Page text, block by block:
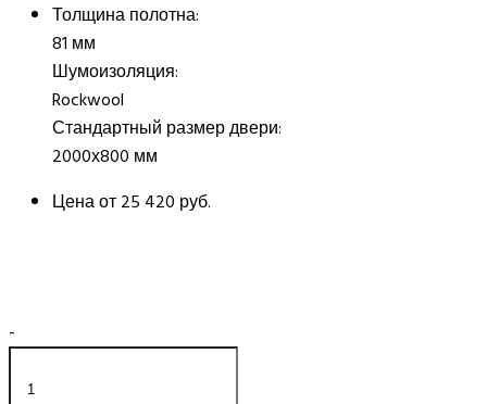
Толщина полотна:
81 мм
Шумоизоляция:
Rockwool
Стандартный размер двери:
2000х800 мм
Цена от25 420 руб.
-